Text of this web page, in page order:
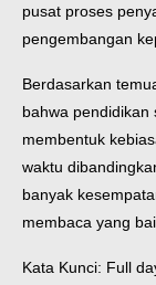
pusat proses
pengembangan
Berdasarkan
bahwa pendidikan
membentuk
waktu
banyak
membaca yang
Kata Kunci: Full